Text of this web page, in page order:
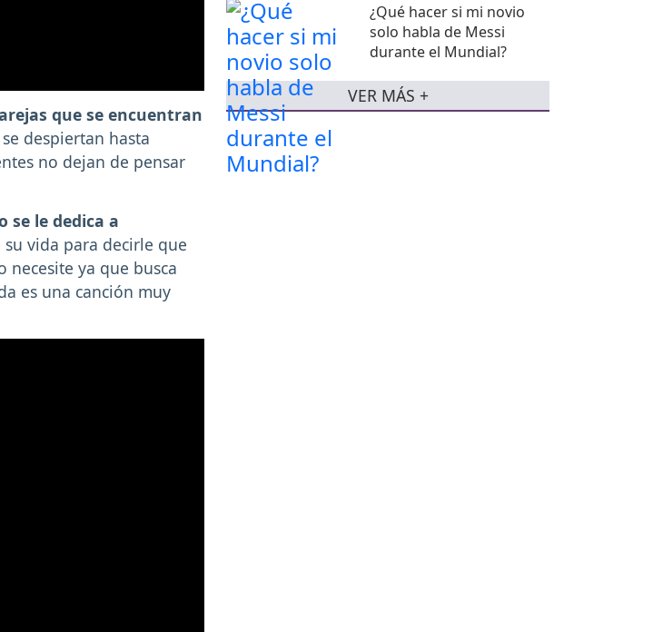
que se encuentran
despiertan hasta
no dejan de pensar
se le dedica a
vida para decirle que
ya que busca
es una canción muy
¿Qué hacer si mi novio
solo habla de Messi
durante el Mundial?
VER MÁS +